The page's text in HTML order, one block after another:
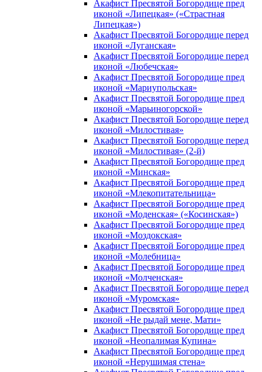
Акафист Пресвятой Богородице пред
иконой «Липецкая» («Страстная
Липецкая»)
Акафист Пресвятой Богородице перед
иконой «Луганская»
Акафист Пресвятой Богородице перед
иконой «Любечская»
Акафист Пресвятой Богородице пред
иконой «Мариупольская»
Акафист Пресвятой Богородице пред
иконой «Марьиногорской»
Акафист Пресвятой Богородице перед
иконой «Милостивая»
Акафист Пресвятой Богородице перед
иконой «Милостивая» (2-й)
Акафист Пресвятой Богородице пред
иконой «Минская»
Акафист Пресвятой Богородице пред
иконой «Млекопитательница»
Акафист Пресвятой Богородице пред
иконой «Моденская» («Косинская»)
Акафист Пресвятой Богородице пред
иконой «Моздокская»
Акафист Пресвятой Богородице пред
иконой «Молебница»
Акафист Пресвятой Богородице пред
иконой «Молченская»
Акафист Пресвятой Богородице перед
иконой «Муромская»
Акафист Пресвятой Богородице пред
иконой «Не рыдай мене, Мати»
Акафист Пресвятой Богородице пред
иконой «Неопалимая Купина»
Акафист Пресвятой Богородице пред
иконой «Нерушимая стена»